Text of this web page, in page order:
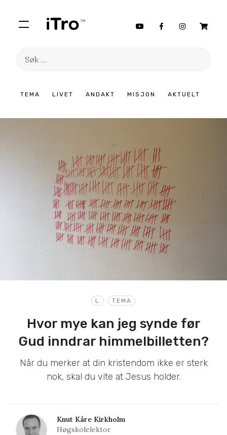
TEMA LIVET ANDAKT MISJON AKTUELT
Søk
innhold
L TEMA
Hvor mye kan jeg synde før
Gud inndrar himmelbilletten?
Når du merker at din kristendom ikke er sterk
nok, skal du vite at Jesus holder.
Knut Kåre Kirkholm
Høgskolelektor